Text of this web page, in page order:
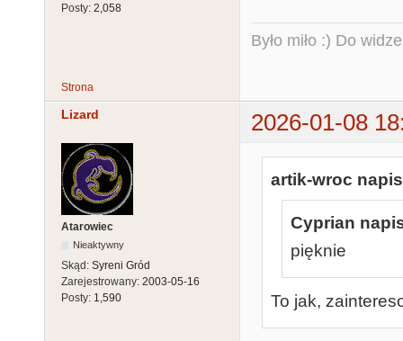
Posty: 2,058
Było miło :) Do
Strona
Lizard 2026-01-08
Atarowiec
Nieaktywny
Skąd: Syreni Gród
Zarejestrowany: 2003-05-16
Posty: 1,590
artik-wroc
Cyprian
pięknie
To jak,